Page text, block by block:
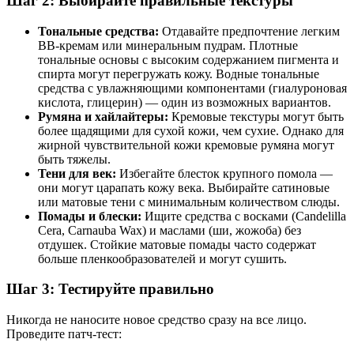
Тональные средства: Отдавайте предпочтение легким
BB-кремам или минеральным пудрам. Плотные
тональные основы с высоким содержанием пигмента и
спирта могут перегружать кожу. Водные тональные
средства с увлажняющими компонентами (гиалуроновая
кислота, глицерин) — один из возможных вариантов.
Румяна и хайлайтеры: Кремовые текстуры могут быть
более щадящими для сухой кожи, чем сухие. Однако для
жирной чувствительной кожи кремовые румяна могут
быть тяжелы.
Тени для век: Избегайте блесток крупного помола —
они могут царапать кожу века. Выбирайте сатиновые
или матовые тени с минимальным количеством слюды.
Помады и блески: Ищите средства с восками (Candelilla
Cera, Carnauba Wax) и маслами (ши, жожоба) без
отдушек. Стойкие матовые помады часто содержат
больше пленкообразователей и могут сушить.
Шаг 3: Тестируйте правильно
Никогда не наносите новое средство сразу на все лицо.
Проведите патч-тест: